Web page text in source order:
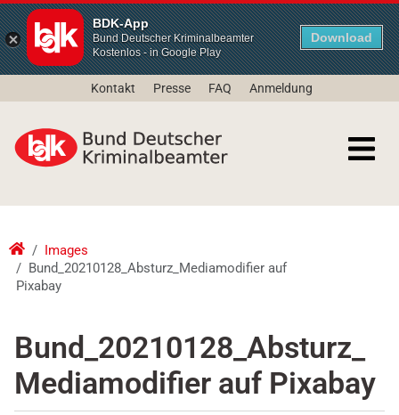
BDK-App
Bund Deutscher Kriminalbeamter
Kostenlos - in Google Play
Download
Kontakt Presse FAQ Anmeldung
Images
Bund_20210128_Absturz_Mediamodifier auf
Pixabay
Bund_20210128_Absturz_
Mediamodifier auf Pixabay